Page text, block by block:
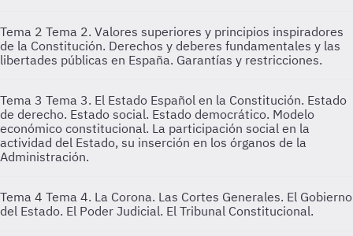
Tema 2 Tema 2. Valores superiores y principios inspiradores
de la Constitución. Derechos y deberes fundamentales y las
libertades públicas en España. Garantías y restricciones.
Tema 3 Tema 3. El Estado Español en la Constitución. Estado
de derecho. Estado social. Estado democrático. Modelo
económico constitucional. La participación social en la
actividad del Estado, su inserción en los órganos de la
Administración.
Tema 4 Tema 4. La Corona. Las Cortes Generales. El Gobierno
del Estado. El Poder Judicial. El Tribunal Constitucional.